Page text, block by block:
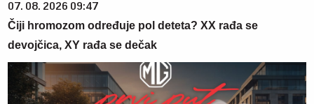
07. 08. 2026 09:47
Čiji hromozom određuje pol deteta? XX rađa se
devojčica, XY rađa se dečak